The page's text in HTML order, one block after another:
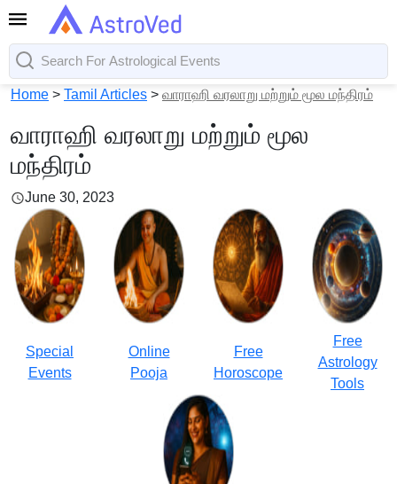
Home > Tamil Articles > வாராஹி வரலாறு மற்றும் மூல மந்திரம்
வாராஹி வரலாறு மற்றும் மூல
மந்திரம்
June 30, 2023
Special
Events
Online
Pooja
Free
Horoscope
Free
Astrology
Tools